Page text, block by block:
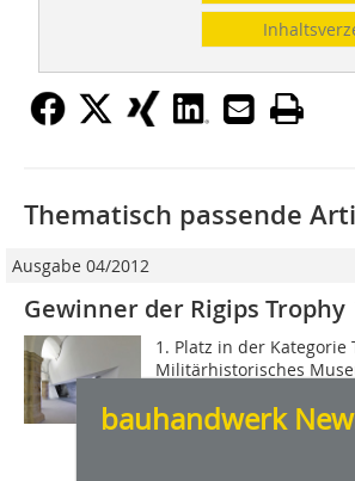
bauhandwerk
Thematisch passende
Ausgabe 04/2012
Gewinner der Rigips Trophy
1. Platz in der Kategorie
Militärhistorisches
Trockenbau wählte die
Demmelhuber